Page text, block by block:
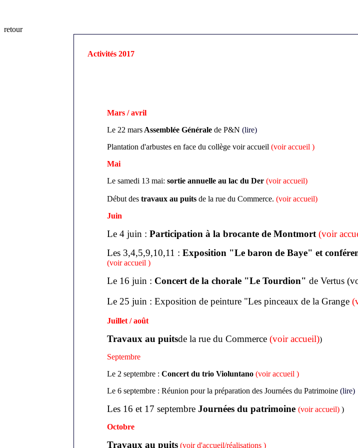
retour
Activités 2017
Mars / avril
Le 22 mars Assemblée Générale de P&N (lire)
Plantation d'arbustes en face du collège voir accueil (voir accueil )
Mai
Le samedi 13 mai: sortie annuelle au lac du Der (voir accueil)
Début des travaux au puits de la rue du Commerce. (voir accueil)
Juin
Le 4 juin : Participation à la brocante de Montmort (voir
Les 3,4,5,9,10,11 : Exposition "Le baron de Baye" et
(voir accueil )
Le 16 juin : Concert de la chorale "Le Tourdion" de Vertus
Le 25 juin : Exposition de peinture "Les pinceaux de la Grange
Juillet / août
Travaux au puitsde la rue du Commerce (voir accueil))
Septembre
Le 2 septembre : Concert du trio Violuntano (voir accueil )
Le 6 septembre : Réunion pour la préparation des Journées du Patrimoine (lire)
Les 16 et 17 septembre Journées du patrimoine (voir accueil) )
Octobre
Travaux au puits (voir d'accueil/réalisations )